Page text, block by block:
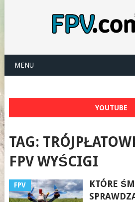
MENU
YOUTUBE
TAG:
FPV WYŚCIGI
FPV
KTÓRE